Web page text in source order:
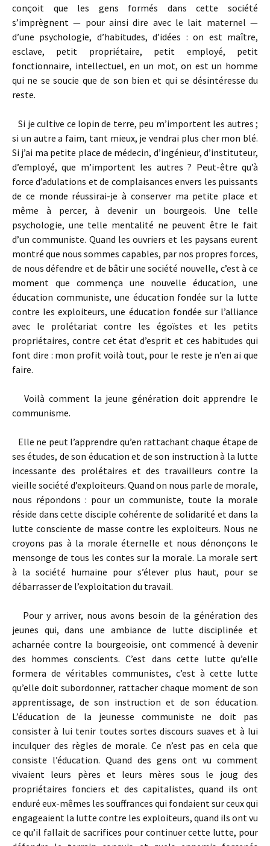
conçoit que les gens formés dans cette société
s’imprègnent — pour ainsi dire avec le lait maternel —
d’une psychologie, d’habitudes, d’idées : on est maître,
esclave, petit propriétaire, petit employé, petit
fonctionnaire, intellectuel, en un mot, on est un homme
qui ne se soucie que de son bien et qui se désintéresse du
reste.
Si je cultive ce lopin de terre, peu m’importent les autres ;
si un autre a faim, tant mieux, je vendrai plus cher mon blé.
Si j’ai ma petite place de médecin, d’ingénieur, d’instituteur,
d’employé, que m’importent les autres ? Peut-être qu’à
force d’adulations et de complaisances envers les puissants
de ce monde réussirai-je à conserver ma petite place et
même à percer, à devenir un bourgeois. Une telle
psychologie, une telle mentalité ne peuvent être le fait
d’un communiste. Quand les ouvriers et les paysans eurent
montré que nous sommes capables, par nos propres forces,
de nous défendre et de bâtir une société nouvelle, c’est à ce
moment que commença une nouvelle éducation, une
éducation communiste, une éducation fondée sur la lutte
contre les exploiteurs, une éducation fondée sur l’alliance
avec le prolétariat contre les égoïstes et les petits
propriétaires, contre cet état d’esprit et ces habitudes qui
font dire : mon profit voilà tout, pour le reste je n’en ai que
faire.
Voilà comment la jeune génération doit apprendre le
communisme.
Elle ne peut l’apprendre qu’en rattachant chaque étape de
ses études, de son éducation et de son instruction à la lutte
incessante des prolétaires et des travailleurs contre la
vieille société d’exploiteurs. Quand on nous parle de morale,
nous répondons : pour un communiste, toute la morale
réside dans cette disciple cohérente de solidarité et dans la
lutte consciente de masse contre les exploiteurs. Nous ne
croyons pas à la morale éternelle et nous dénonçons le
mensonge de tous les contes sur la morale. La morale sert
à la société humaine pour s’élever plus haut, pour se
débarrasser de l’exploitation du travail.
Pour y arriver, nous avons besoin de la génération des
jeunes qui, dans une ambiance de lutte disciplinée et
acharnée contre la bourgeoisie, ont commencé à devenir
des hommes conscients. C’est dans cette lutte qu’elle
formera de véritables communistes, c’est à cette lutte
qu’elle doit subordonner, rattacher chaque moment de son
apprentissage, de son instruction et de son éducation.
L’éducation de la jeunesse communiste ne doit pas
consister à lui tenir toutes sortes discours suaves et à lui
inculquer des règles de morale. Ce n’est pas en cela que
consiste l’éducation. Quand des gens ont vu comment
vivaient leurs pères et leurs mères sous le joug des
propriétaires fonciers et des capitalistes, quand ils ont
enduré eux-mêmes les souffrances qui fondaient sur ceux qui
engageaient la lutte contre les exploiteurs, quand ils ont vu
ce qu’il fallait de sacrifices pour continuer cette lutte, pour